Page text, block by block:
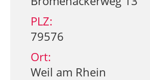
PLZ:
79576
Ort:
Weil am Rhein